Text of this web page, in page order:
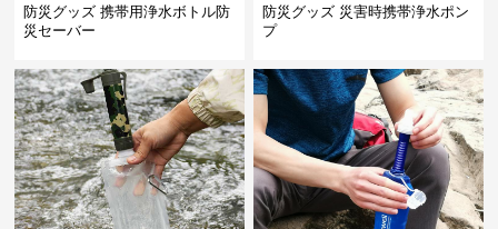
防災グッズ 携帯用浄水ボトル防
災セーバー
防災グッズ 災害時携帯浄水ポン
プ